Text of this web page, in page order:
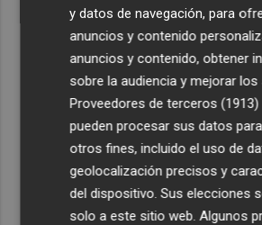
Recibe toda la
Plaza Podcast en
Quiero
y datos de navegación, para
anuncios y contenido
anuncios y contenido, obtener
sobre la audiencia y mejorar los
Proveedores de terceros (1913)
pueden procesar sus datos
otros fines, incluido el uso de
geolocalización precisos y
del dispositivo. Sus elecciones
solo a este sitio web. Algunos